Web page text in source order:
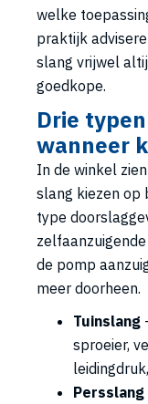
welke
praktijk
slang vrijwel
goedkope.
Drie
wanneer
In de winkel
slang kiezen op
type
de pomp
meer doorheen.
Tuinslang
sproeier,
Persslang